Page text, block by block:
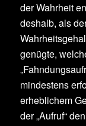
der Wahrheit
deshalb, als
genügte,
mindestens
erheblichem
der „Aufruf“